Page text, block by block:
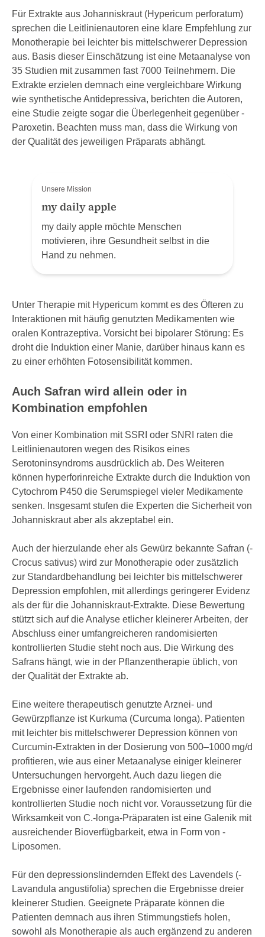
Für Extrakte aus Johanniskraut (­Hypericum ­perforatum)
sprechen die Leitlinienautoren eine klare Empfehlung zur
Monotherapie bei leichter bis mittelschwerer Depression
aus. Basis dieser Einschätzung ist eine Meta­analyse von
35 Studien mit zusammen fast 7000 Teilnehmern. Die
Extrakte erzielen demnach eine vergleichbare Wirkung
wie synthetische Anti­depressiva, berichten die Autoren,
eine Studie zeigte sogar die Überlegenheit gegenüber ­
Paroxetin. Beachten muss man, dass die Wirkung von
der Qualität des jeweiligen Präparats abhängt.
Unsere Mission
my daily apple
my daily apple möchte Menschen
motivieren, ihre Gesundheit selbst in die
Hand zu nehmen.
Unter Therapie mit Hypericum kommt es des Öfteren zu
Interaktionen mit häufig genutzten Medikamenten wie
oralen Kontrazeptiva. Vorsicht bei bipolarer Störung: Es
droht die Induktion einer Manie, darüber hinaus kann es
zu einer erhöhten Fotosensibilität kommen.
Auch Safran wird allein oder in
Kombination empfohlen
Von einer Kombination mit SSRI oder SNRI raten die
Leitlinienautoren wegen des Risikos eines
Serotoninsyndroms ausdrücklich ab. Des Weiteren
können hyperforinreiche Extrakte durch die Induktion von
Cytochrom P450 die Serumspiegel vieler Medikamente
senken. Insgesamt stufen die Experten die Sicherheit von
Johanniskraut aber als akzeptabel ein.
Auch der hierzulande eher als Gewürz bekannte ­Safran (­
Crocus ­sativus) wird zur Monotherapie oder zusätzlich
zur Standardbehandlung bei leichter bis mittelschwerer
Depression empfohlen, mit allerdings geringerer Evidenz
als der für die Johanniskraut-Extrakte. Diese Bewertung
stützt sich auf die Analyse etlicher kleinerer Arbeiten, der
Abschluss einer umfangreicheren randomisierten
kontrollierten Studie steht noch aus. Die Wirkung des
Safrans hängt, wie in der Pflanzentherapie üblich, von
der Qualität der Extrakte ab.
Eine weitere therapeutisch genutzte Arznei- und
Gewürzpflanze ist ­Kurkuma (­Curcuma ­longa). Patienten
mit leichter bis mittelschwerer Depression können von
Curcumin-Extrakten in der Dosierung von 500–1000 mg/d
profitieren, wie aus einer Metaanalyse einiger kleinerer
Untersuchungen hervorgeht. Auch dazu liegen die
Ergebnisse einer laufenden randomisierten und
kontrollierten Studie noch nicht vor. Voraussetzung für die
Wirksamkeit von ­C.-­longa-Präparaten ist eine Galenik mit
ausreichender Bioverfügbarkeit, etwa in Form von ­
Liposomen.
Für den depressionslindernden Effekt des Lavendels (­
Lavandula ­angustifolia) sprechen die Ergebnisse dreier
kleinerer Studien. Geeignete Präparate können die
Patienten demnach aus ihren Stimmungstiefs holen,
sowohl als Monotherapie als auch ergänzend zu anderen